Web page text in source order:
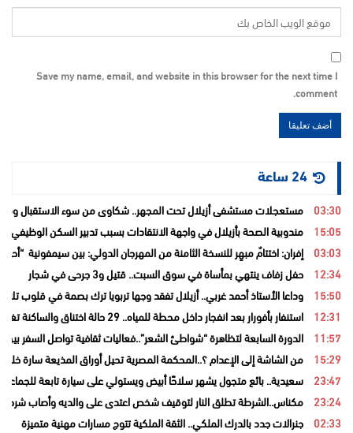
Save my name, email, and website in this browser for the next time I
comment.
03:30 مستعجلات مستشفى أزيلال تحت المجهر.. شكاوى من سوء الاستقبال
15:05 مندوبية الصحة بأزيلال في واجهة الانتقادات بسبب تدبير السكن
03:03 إفران: اختتامٌ مبهِر للنسخة الثامنة من المهرجان الدولي: بين سيمفونية
12:34 حفل زفاف ينتهي بمأساة في سوق السبت.. قتيل و3 جرحى في شجار
15:50 وداعا الأستاذ أحمد غربي.. أزيلال تفقد وجها تربويا ترك بصمة في قلوب
12:31 استنفار بأفورار بعد انفجار داخل محطة للمياه.. 29 حالة اختناق والساكنة تغادر منازلها خوفاً من الغاز
11:57 الدورة السابعة لتظاهرة “شواطئ الشعر”..فعاليات ثقافية تواصل السفر بين
15:29 من الشاشة إلى الإعدام ؟..المحكمة المصرية تحيل أوراق المذيعة سارة
23:47 سعيدية.. بائع متجول يشهر سلاحًا أبيض ويستولي على سيارة تابعة للجماعة
23:24 مكناس..الشرطة تطلق النار لتوقيف شخص اعتدى على والديه وأصاب شرطيا
02:33 جنرالات جدد بالدرك الملكي.. الثقة الملكية تتوج مسارات مهنية متميزة